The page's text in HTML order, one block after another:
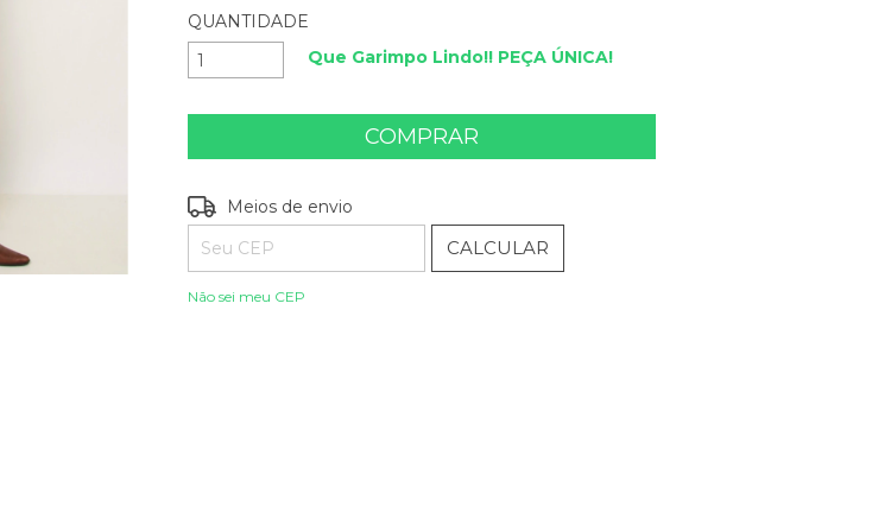
QUANTIDADE
Que Garimpo Lindo!! PEÇA ÚNICA!
Entregas para o CEP:
Meios de envio
CALCULAR
Não sei meu CEP